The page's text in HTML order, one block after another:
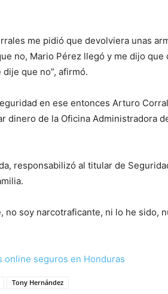
me pidió que devolviera unas
no, Mario Pérez llegó y me dijo que
que no”, afirmó.
en ese entonces Arturo
dinero de la Oficina Administradora
responsabilizó al titular de
no soy narcotraficante, ni lo he sido,
online seguros en Honduras
Tony Hernández